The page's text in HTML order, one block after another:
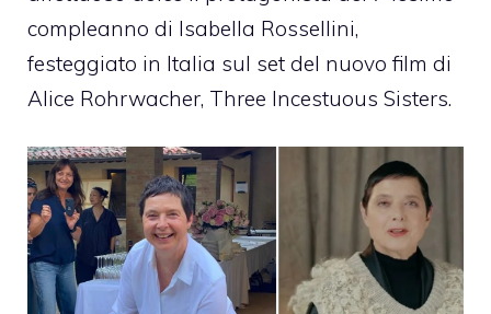
compleanno di Isabella Rossellini,
festeggiato in Italia sul set del nuovo film di
Alice Rohrwacher, Three Incestuous Sisters.